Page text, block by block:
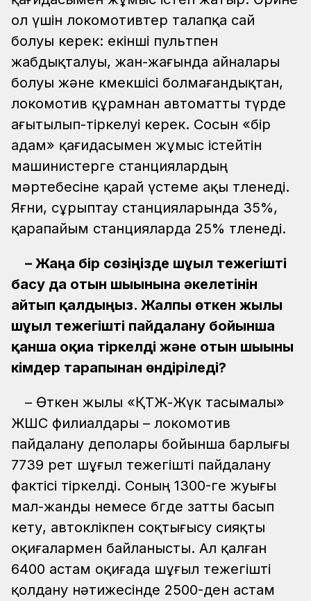
ол үшін локомотивтер талапқа сай
болуы керек: екінші пультпен
жабдықталуы, жан-жағында айналары
болуы және көмекшісі болмағандықтан,
локомотив құрамнан автоматты түрде
ағытылып-тіркелуі керек. Сосын «бір
адам» қағидасымен жұмыс істейтін
машинистерге станциялардың
мәртебесіне қарай үстеме ақы төленеді.
Яғни, сұрыптау станцияларында 35%,
қарапайым станцияларда 25% төленеді.
– Жаңа бір сөзіңізде шұғыл тежегішті
басу да отын шығынына әкелетінін
айтып қалдыңыз. Жалпы өткен жылы
шұғыл тежегішті пайдалану бойынша
қанша оқиға тіркелді және отын шығыны
кімдер тарапынан өндіріледі?
– Өткен жылы «ҚТЖ-Жүк тасымалы»
ЖШС филиалдары – локомотив
пайдалану деполары бойынша барлығы
7739 рет шұғыл тежегішті пайдалану
фактісі тіркелді. Соның 1300-ге жуығы
мал-жанды немесе бөгде затты басып
кету, автокөлікпен соқтығысу сияқты
оқиғалармен байланысты. Ал қалған
6400 астам оқиғада шұғыл тежегішті
қолдану нәтижесінде 2500-ден астам